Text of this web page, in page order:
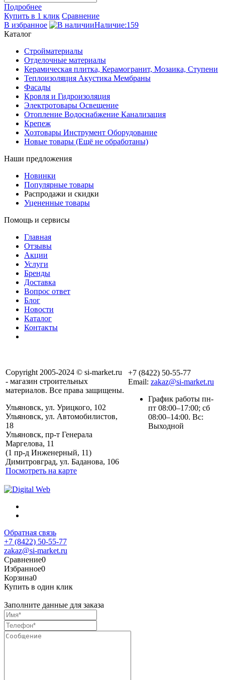
Подробнее
Купить в 1 клик Сравнение
В избранное
Наличие:159
Каталог
Стройматериалы
Отделочные материалы
Керамическая плитка, Керамогранит, Мозаика, Ступени
Теплоизоляция Акустика Мембраны
Фасады
Кровля и Гидроизоляция
Электротовары Освещение
Отопление Водоснабжение Канализация
Крепеж
Хозтовары Инструмент Оборудование
Новые товары (Ещё не обработаны)
Наши предложения
Новинки
Популярные товары
Распродажи и скидки
Уцененные товары
Помощь и сервисы
Главная
Отзывы
Акции
Услуги
Бренды
Доставка
Вопрос ответ
Блог
Новости
Каталог
Контакты
Copyright 2005-2024 © si-market.ru
- магазин строительных
материалов. Все права защищены.
Ульяновск, ул. Урицкого, 102
Ульяновск, ул. Автомобилистов,
18
Ульяновск, пр-т Генерала
Маргелова, 11
(1 пр-д Инженерный, 11)
Димитровград, ул. Баданова, 106
Посмотреть на карте
+7 (8422) 50-55-77
Email: zakaz@si-market.ru
График работы пн-
пт 08:00–17:00; сб
08:00–14:00. Вс:
Выходной
Обратная связь
+7 (8422) 50-55-77
zakaz@si-market.ru
Сравнение0
Избранное0
Корзина0
Купить в один клик
Заполните данные для заказа